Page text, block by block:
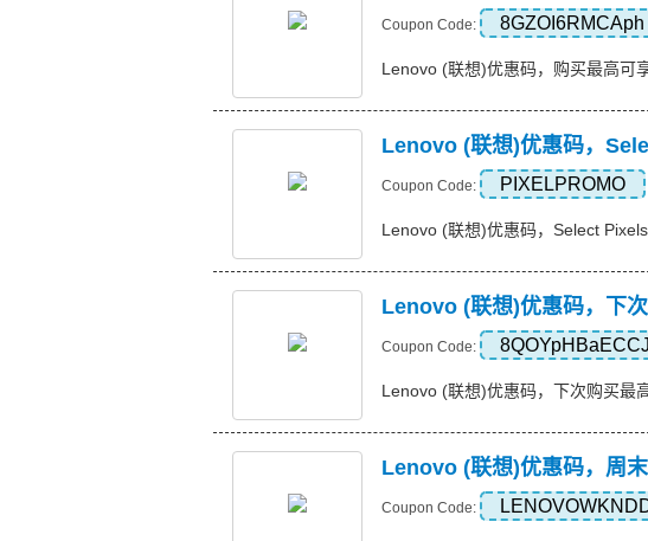
Coupon Code: 8GZOI6RMCAph
Lenovo (联想)优惠码，购买最高可
Lenovo (联想)优惠码，
Coupon Code: PIXELPROMO
Lenovo (联想)优惠码，Select
Lenovo (联想)优惠码，下
Coupon Code: 8QOYpHBaECCJ
Lenovo (联想)优惠码，下次购买最
Lenovo (联想)优惠码，周
Coupon Code: